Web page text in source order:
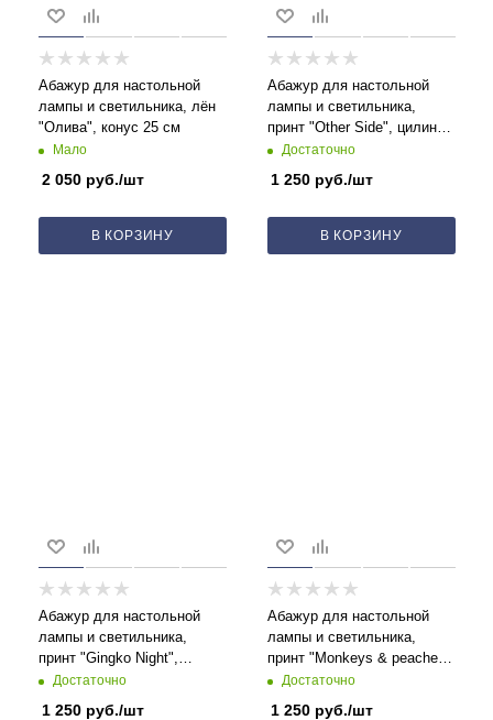
Абажур для настольной
лампы и светильника, лён
"Олива", конус 25 см
Мало
2 050 руб./шт
В КОРЗИНУ
Абажур для настольной
лампы и светильника,
принт "Other Side", цилиндр
17 см
Достаточно
1 250 руб./шт
В КОРЗИНУ
Абажур для настольной
лампы и светильника,
принт "Gingko Night",
цилиндр 17 см
Достаточно
1 250 руб./шт
Абажур для настольной
лампы и светильника,
принт "Monkeys & peaches",
цилиндр 17 см
Достаточно
1 250 руб./шт